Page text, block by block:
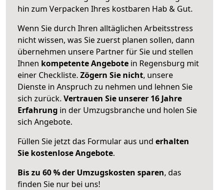
hin zum Verpacken Ihres kostbaren Hab & Gut.
Wenn Sie durch Ihren alltäglichen Arbeitsstress
nicht wissen, was Sie zuerst planen sollen, dann
übernehmen unsere Partner für Sie und stellen
Ihnen kompetente Angebote in Regensburg mit
einer Checkliste. Zögern Sie nicht, unsere
Dienste in Anspruch zu nehmen und lehnen Sie
sich zurück. Vertrauen Sie unserer 16 Jahre
Erfahrung in der Umzugsbranche und holen Sie
sich Angebote.
Füllen Sie jetzt das Formular aus und erhalten
Sie kostenlose Angebote.
Bis zu 60 % der Umzugskosten sparen, das
finden Sie nur bei uns!